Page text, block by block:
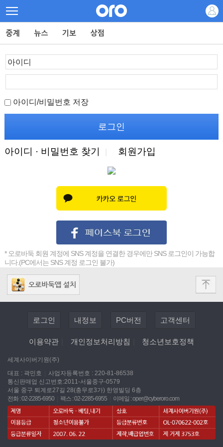
아이디/비밀번호 저장
아이디 · 비밀번호 찾기 회원가입
* 오로바둑 회원 계정에 SNS 계정을 연결한 경우에만 SNS 로그인이 가능합
니다.(PC에서는 SNS 계정 로그인 불가)
로그인 내정보 PC버전 고객센터
이용약관 개인정보처리방침 청소년보호정책
세계사이버기원(주)
대표 : 곽민호
사업자등록번호 : 220-81-86538
통신판매업 신고번호:2011-서울중구-0579
서울 중구 퇴계로27길 28(충무로3가) 한영빌딩 6층
전화 : 02-2285-6950
팩스 : 02-2285-6955 이메일 :oper@cyberoro.com